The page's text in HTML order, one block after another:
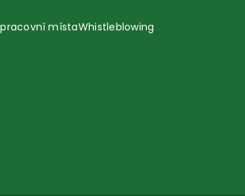
místaWhistleblowing